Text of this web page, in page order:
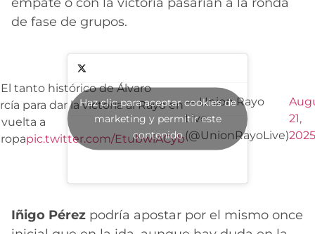
de fase de grupos.
tanto histórico de Álvaro
para dar la victoria al Rayo en
a
pic.twitter.com/EtubwiACyb
— Union Rayo
Live
(@UnionRayoLive)
21,
2025
Haz clic para aceptar cookies de
marketing y permitir este
contenido
Iñigo Pérez podría apostar por el mismo once